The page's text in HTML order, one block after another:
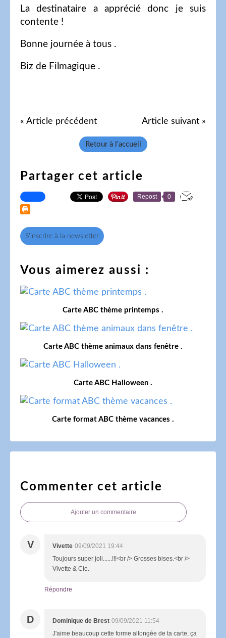
La destinataire a apprécié donc je suis
contente !
Bonne journée à tous .
Biz de Filmagique .
« Article précédent Article suivant »
Retour à l'accueil
Partager cet article
Repost 0
S'inscrire à la newsletter
Vous aimerez aussi :
Carte ABC thème printemps .
Carte ABC thème animaux dans fenêtre .
Carte ABC Halloween .
Carte format ABC thème vacances .
Commenter cet article
Ajouter un commentaire
V Vivette 09/09/2021 19:44
Toujours super joli......!!!<br /> Grosses bises.<br />
Vivette & Cie.
Répondre
D Dominique de Brest 09/09/2021 11:54
J'aime beaucoup cette forme allongée de ta carte, ça